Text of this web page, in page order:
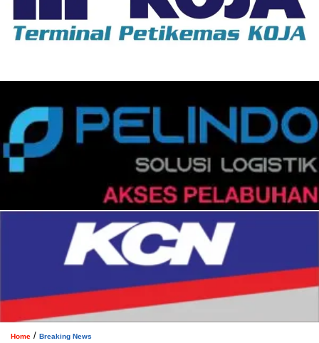
Home / Breaking News